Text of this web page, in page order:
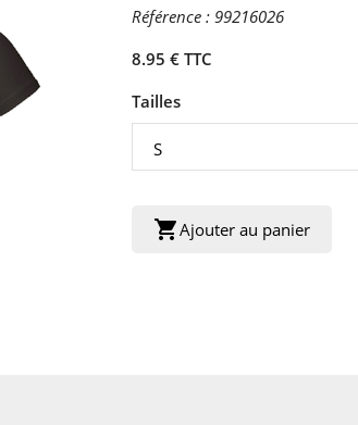
Référence : 99216026
8.95 € TTC
Tailles
shopping_cartAjouter au panier